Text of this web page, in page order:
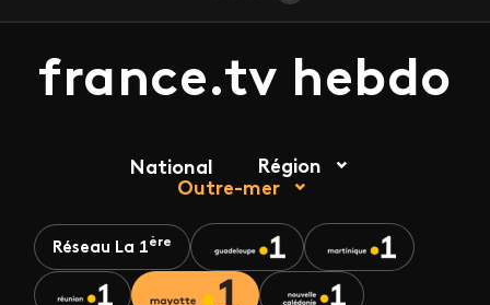
france.tv hebdo
National
Région
Outre-mer
Réseau La 1ère